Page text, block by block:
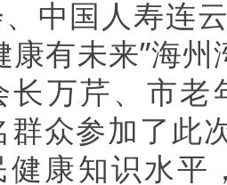
中国人寿连
康有未来”海
长万芹、市
众参加了此
健康知识水